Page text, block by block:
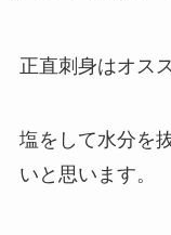
正直刺身はオス
塩をして水分を
いと思います。